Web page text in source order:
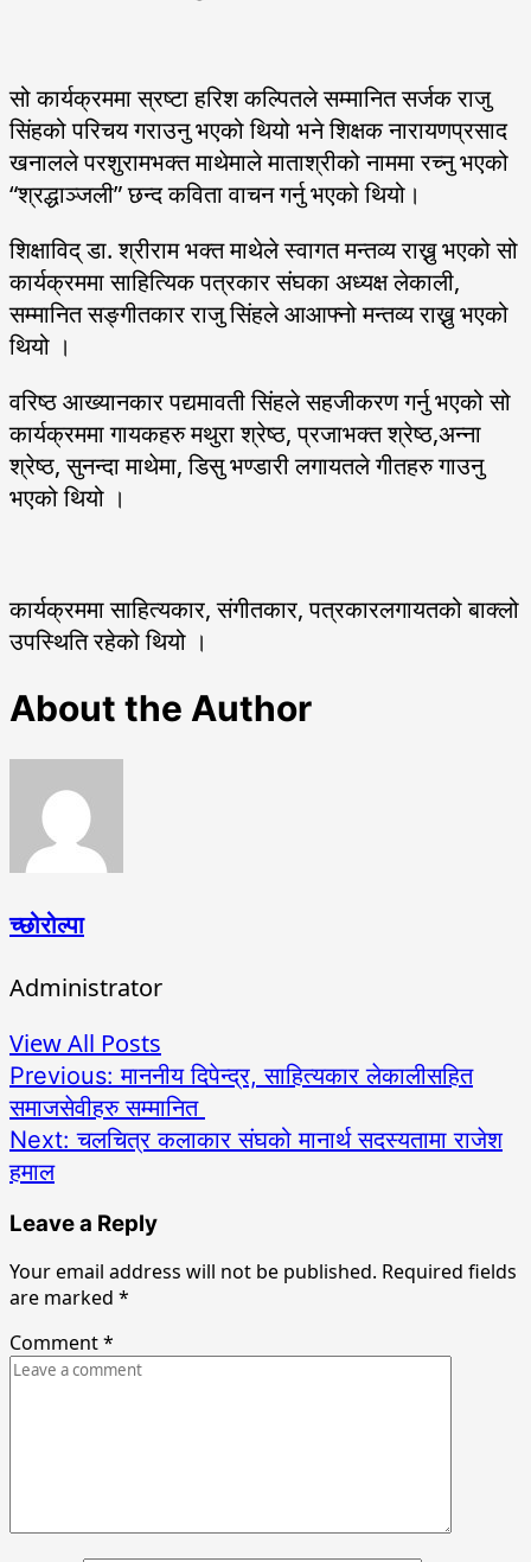
सो कार्यक्रममा स्रष्टा हरिश कल्पितले सम्मानित सर्जक राजु
सिंहको परिचय गराउनु भएको थियो भने शिक्षक नारायणप्रसाद
खनालले परशुरामभक्त माथेमाले माताश्रीको नाममा रच्नु भएको
“श्रद्धाञ्जली” छन्द कविता वाचन गर्नु भएको थियो।
शिक्षाविद् डा. श्रीराम भक्त माथेले स्वागत मन्तव्य राख्नु भएको सो
कार्यक्रममा साहित्यिक पत्रकार संघका अध्यक्ष लेकाली,
सम्मानित सङ्गीतकार राजु सिंहले आआफ्नो मन्तव्य राख्नु भएको
थियो ।
वरिष्ठ आख्यानकार पद्यमावती सिंहले सहजीकरण गर्नु भएको सो
कार्यक्रममा गायकहरु मथुरा श्रेष्ठ, प्रजाभक्त श्रेष्ठ,अन्ना
श्रेष्ठ, सुनन्दा माथेमा, डिसु भण्डारी लगायतले गीतहरु गाउनु
भएको थियो ।
कार्यक्रममा साहित्यकार, संगीतकार, पत्रकारलगायतको बाक्लो
उपस्थिति रहेको थियो ।
About the Author
च्छोरोल्पा
Administrator
View All Posts
Post
navigation
Previous:माननीय दिपेन्द्र, साहित्यकार लेकालीसहित
समाजसेवीहरु सम्मानित
Next:चलचित्र कलाकार संघको मानार्थ सदस्यतामा राजेश
हमाल
Leave a Reply
Your email address will not be published. Required fields
are marked *
Comment*